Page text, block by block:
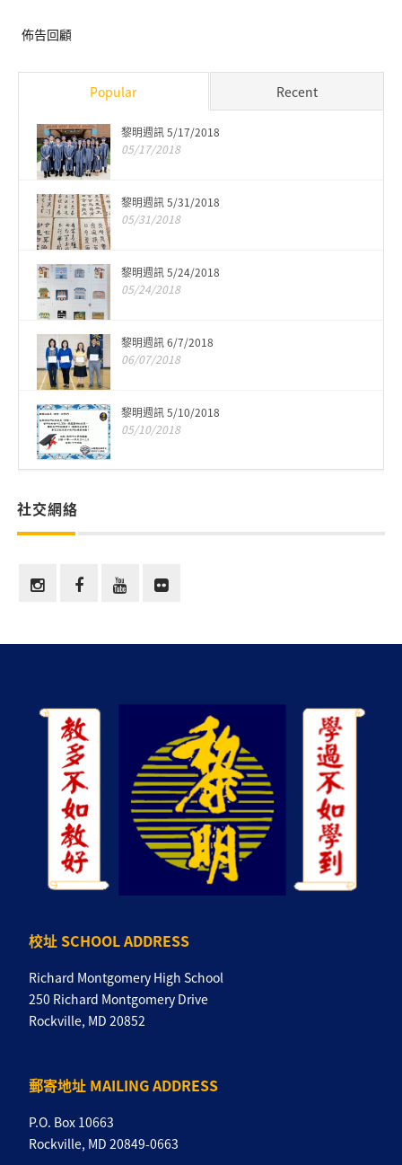
佈告回顧
Popular Recent
黎明週訊 5/17/2018
05/17/2018
黎明週訊 5/31/2018
05/31/2018
黎明週訊 5/24/2018
05/24/2018
黎明週訊 6/7/2018
06/07/2018
黎明週訊 5/10/2018
05/10/2018
社交網絡
校址 SCHOOL ADDRESS
Richard Montgomery High School
250 Richard Montgomery Drive
Rockville, MD 20852
郵寄地址 MAILING ADDRESS
P.O. Box 10663
Rockville, MD 20849-0663